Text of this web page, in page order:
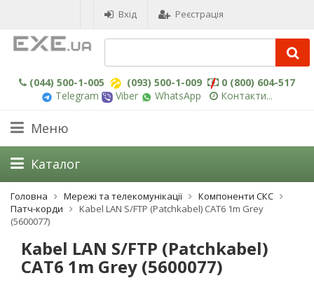
Вхід Реєстрація
(044) 500-1-005 (093) 500-1-009
0 (800) 604-517
Telegram
Viber WhatsApp Контакти...
Меню
Головна Мережі та телекомунікації
Компоненти СКС
Патч-корди
Kabel LAN S/FTP (Patchkabel) CAT6 1m Grey
(5600077)
Kabel LAN S/FTP (Patchkabel)
CAT6 1m Grey (5600077)
Каталог